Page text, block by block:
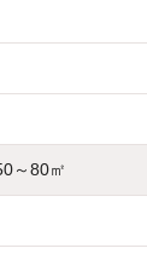
～80㎡